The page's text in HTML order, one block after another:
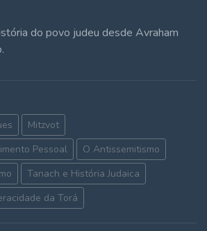
do povo judeu desde Avraham
Mitzvot
Pessoal
O Antissemitismo
Tanach e História Judaica
da Torá